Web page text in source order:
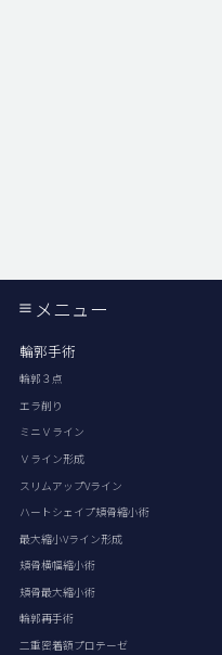
メニュー
輪郭手術
輪郭３点
エラ削り
ミニＶライン
Ｖライン形成
スリムアップVライン
ハートシェイプ頬骨縮小術
最大縮小Vライン形成
頬骨横幅縮小術
頬骨最大縮小術
輪郭再手術
二重密着額プロテーゼ